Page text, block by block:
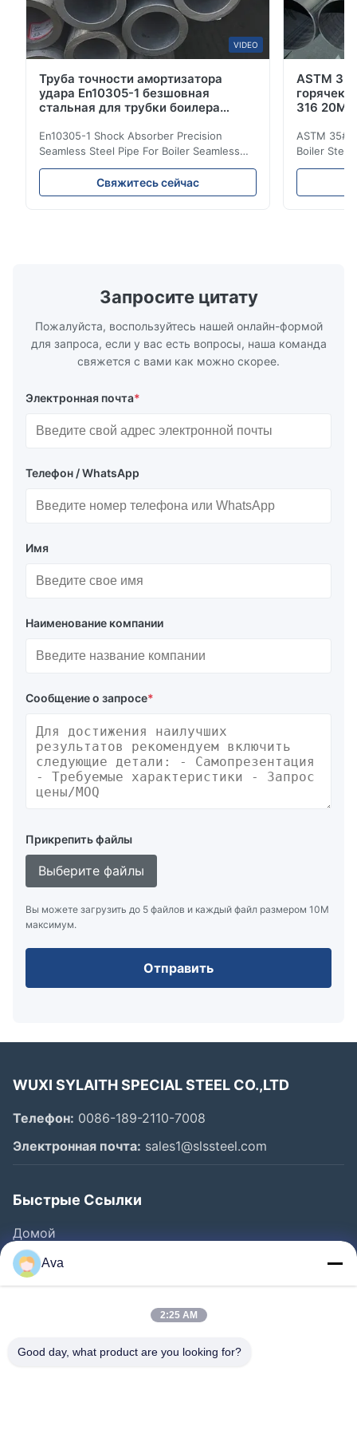
VIDEO
Труба точности амортизатора
удара En10305-1 безшовная
стальная для трубки боилера
En10305-1 Shock Absorber Precision
Seamless Steel Pipe For Boiler Seamless
Tube Seamless Precision steel tubes To be
used in hydraulic system, automobile and
precision machinery parts for cars and
14m,5.8m,6m,10m-12m,12m or as
customer's actual requirys Standard JIS
Свяжитесь сейчас
ASTM
316
ASTM 35#
Boiler Steel
Lehgth Its
Q235,
Запросите цитату
Пожалуйста, воспользуйтесь нашей онлайн-формой
для запроса, если у вас есть вопросы, наша команда
свяжется с вами как можно скорее.
Электронная почта*
Телефон / WhatsApp
Имя
Наименование компании
Сообщение о запросе*
Прикрепить файлы
Выберите файлы
Вы можете загрузить до 5 файлов и каждый файл размером 10M
максимум.
Отправить
WUXI SYLAITH SPECIAL STEEL CO.,LTD
Телефон: 0086-189-2110-7008
Электронная почта: sales1@slssteel.com
Быстрые Ссылки
Домой
Продукты
Видеозаписи
Экскурсия По Заводу
Ava
2:25 AM
Good day, what product are you looking for?